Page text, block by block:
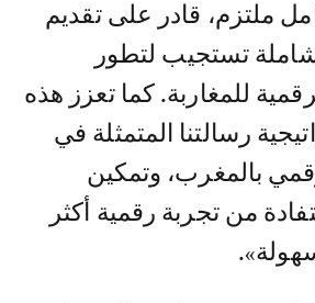
ملتزم، قادر على تقديم
تستجيب لتطور
للمغاربة. كما تعزز هذه
رسالتنا المتمثلة في
بالمغرب، وتمكين
من تجربة رقمية أكثر